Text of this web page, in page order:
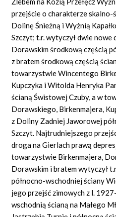
przejście o charakterze skalno-
Dolinę Śnieżną i Wyżnią
Szczyt; t.r. wytyczył dwie
Dorawskim środkową częścią
z bratem środkową częścią
towarzystwie Wincentego
Kupczyka i Witolda Henryka
ścianą Świstowej Czuby, a w
Dorawskiego, Birkenmajera,
z Doliny Zadniej Jaworowej
Szczyt. Najtrudniejszego
droga na Gierlach prawą
towarzystwie Birkenmajera,
Dorawskim i bratem wytyczył
północno-wschodniej ściany
jego przejść zimowych z l.
wschodnią ścianą na Małego